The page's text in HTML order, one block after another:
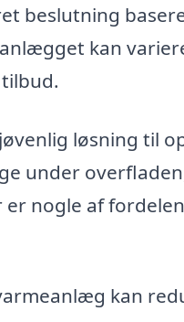
beslutning
kan
løsning til
under
nogle af
kan